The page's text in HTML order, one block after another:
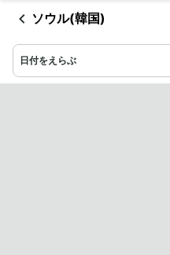
ソウル(韓国)
日付をえらぶ